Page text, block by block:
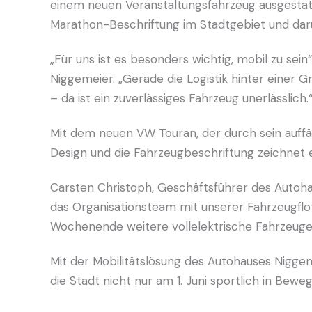
einem neuen Veranstaltungsfahrzeug
Marathon-Beschriftung im Stadtgebiet und
„Für uns ist es besonders wichtig, mobil zu
Niggemeier. „Gerade die Logistik hinter einer
– da ist ein zuverlässiges Fahrzeug unerlässlich.“
Mit dem neuen VW Touran, der durch sein
Design und die Fahrzeugbeschriftung
Carsten Christoph, Geschäftsführer des
das Organisationsteam mit unserer
Wochenende weitere vollelektrische
Mit der Mobilitätslösung des Autohauses
die Stadt nicht nur am 1. Juni sportlich in